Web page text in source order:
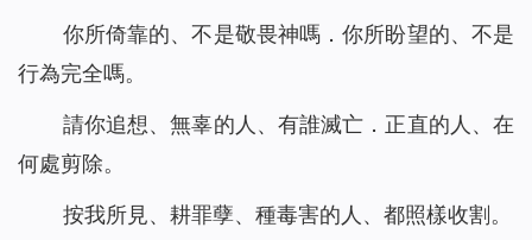
你所倚靠的、不是敬畏神嗎．你所盼望的、不是
行為完全嗎。
請你追想、無辜的人、有誰滅亡．正直的人、在
何處剪除。
按我所見、耕罪孽、種毒害的人、都照樣收割。